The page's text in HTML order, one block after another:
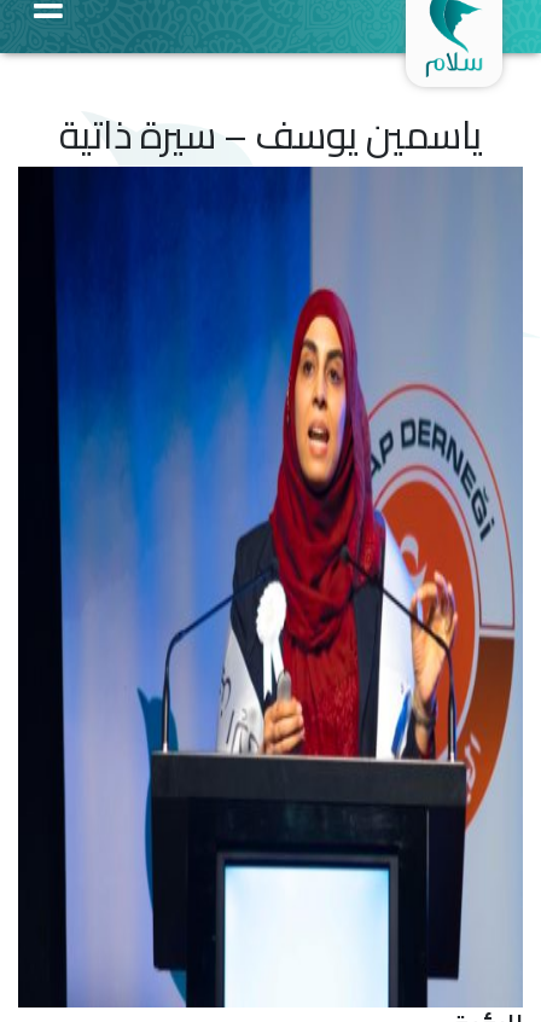
ياسمين يوسف – سيرة ذاتية